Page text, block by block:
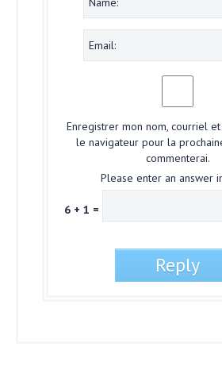
Enregistrer mon nom, courriel
le navigateur pour la
commenterai.
Please enter an answer
6 + 1 =